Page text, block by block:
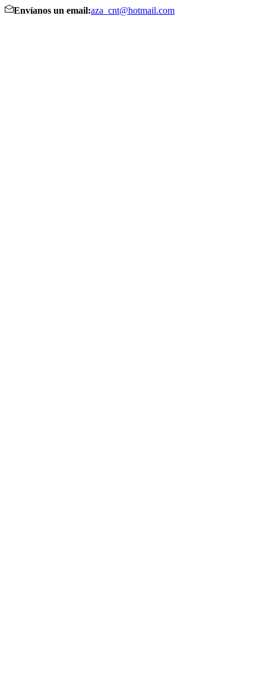
Envíanos un email:aza_cnt@hotmail.com